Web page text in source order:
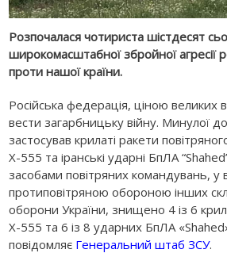
Розпочалася чотириста шістдесят
широкомасштабної збройної агресії
проти нашої країни.
Російська федерація, ціною великих
вести загарбницьку війну. Минулої
застосував крилаті ракети
Х-555 та іранські ударні БпЛА
засобами повітряних командувань, у
протиповітряною обороною інших
оборони України, знищено 4 із 6
Х-555 та 6 із 8 ударних БпЛА
повідомляє Генеральний штаб ЗСУ.